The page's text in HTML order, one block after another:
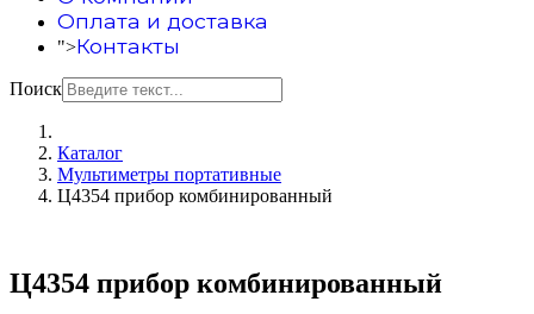
Оплата и доставка
">Контакты
Поиск
Каталог
Мультиметры портативные
Ц4354 прибор комбинированный
Ц4354 прибор комбинированный